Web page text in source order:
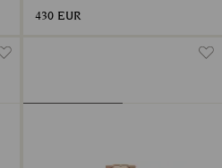
430 EUR